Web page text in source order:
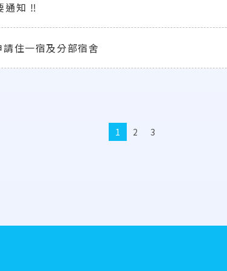
通知 ‼️
住一宿及分部宿舍
1 2 3